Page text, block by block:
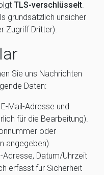
TLS-verschlüsselt.
grundsätzlich unsicher
Zugriff Dritter).
Sie uns Nachrichten
Daten:
Mail-Adresse und
für die Bearbeitung).
oder
angegeben).
Adresse, Datum/Uhrzeit
erfasst für Sicherheit